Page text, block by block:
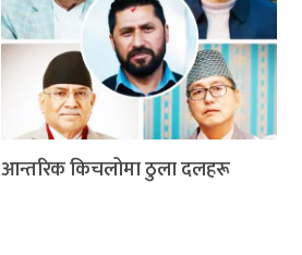
आन्तरिक किचलोमा ठुला दलहरू